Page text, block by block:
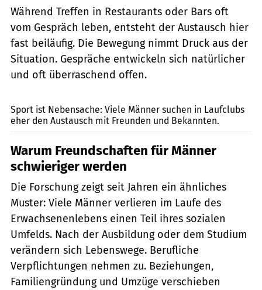
Während Treffen in Restaurants oder Bars oft
vom Gespräch leben, entsteht der Austausch hier
fast beiläufig. Die Bewegung nimmt Druck aus der
Situation. Gespräche entwickeln sich natürlicher
und oft überraschend offen.
Sport ist Nebensache: Viele Männer suchen in Laufclubs
eher den Austausch mit Freunden und Bekannten.
Warum Freundschaften für Männer
schwieriger werden
Die Forschung zeigt seit Jahren ein ähnliches
Muster: Viele Männer verlieren im Laufe des
Erwachsenenlebens einen Teil ihres sozialen
Umfelds. Nach der Ausbildung oder dem Studium
verändern sich Lebenswege. Berufliche
Verpflichtungen nehmen zu. Beziehungen,
Familiengründung und Umzüge verschieben